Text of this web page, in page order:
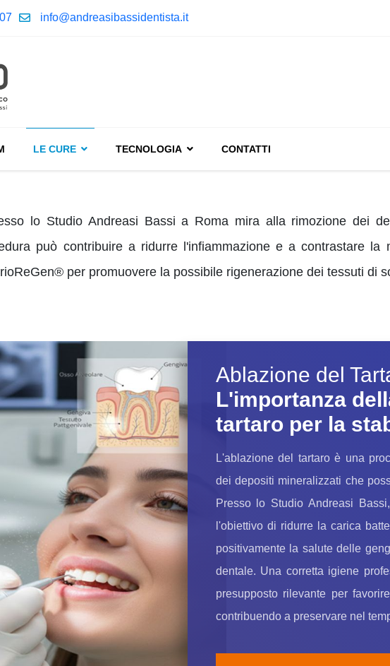
info@andreasibassidentista.it
LE CURE TECNOLOGIA CONTATTI
lo Studio Andreasi Bassi a Roma mira alla rimozione dei
può contribuire a ridurre l'infiammazione e a contrastare la
per promuovere la possibile rigenerazione dei tessuti di
Ablazione del
L'importanza
tartaro per la
L'ablazione del tartaro è una
dei depositi mineralizzati che
Presso lo Studio Andreasi
l'obiettivo di ridurre la carica
positivamente la salute delle
dentale. Una corretta igiene
presupposto rilevante per
contribuendo a preservare nel